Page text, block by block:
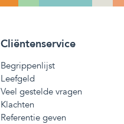
Cliëntenservice
Begrippenlijst
Leefgeld
Veel gestelde vragen
Klachten
Referentie geven